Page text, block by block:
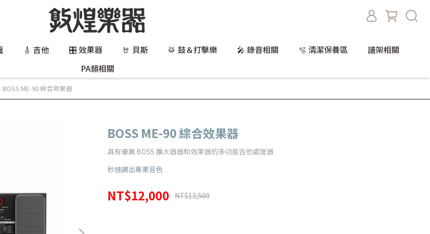
🎸 吉他 🎛️ 效果器 🤘 貝斯 🥁 鼓＆打擊樂 🎤 錄音相關 🫧 清潔保養區
譜架相關
PA類相關
BOSS ME-90 綜合效果器
BOSS ME-90 綜合效果器
具有優異 BOSS 擴大器器和效果器的多功能吉他處理器
秒速調出專業音色
NT$12,000 NT$13,500